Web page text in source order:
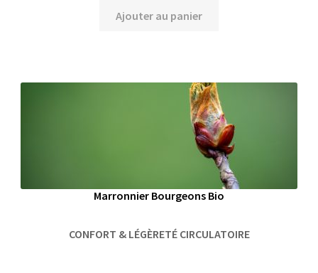
Ajouter au panier
Marronnier Bourgeons Bio
CONFORT & LÉGÈRETÉ CIRCULATOIRE